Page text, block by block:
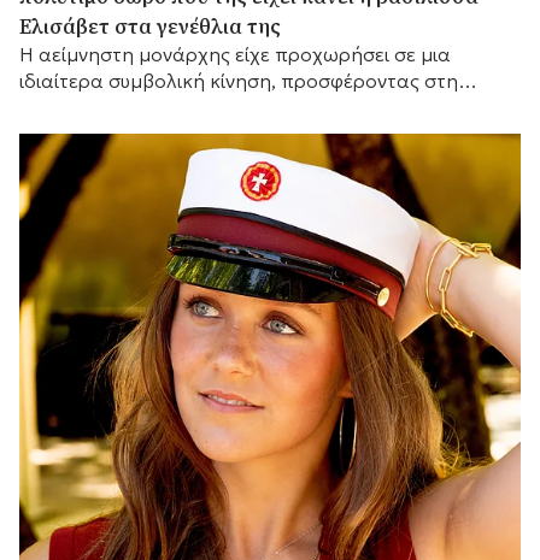
Ελισάβετ στα γενέθλια της
Η αείμνηστη μονάρχης είχε προχωρήσει σε μια
ιδιαίτερα συμβολική κίνηση, προσφέροντας στη
προσωπική της συλλογή.